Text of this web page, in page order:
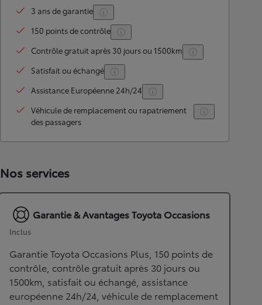
3 ans de garantie
150 points de contrôle
Contrôle gratuit après 30 jours ou 1500km
Satisfait ou échangé
Assistance Européenne 24h/24
Véhicule de remplacement ou rapatriement
des passagers
Nos services
Garantie & Avantages Toyota Occasions
Inclus
Garantie Toyota Occasions Plus, 150 points de
contrôle, contrôle gratuit après 30 jours ou
1500km, satisfait ou échangé, assistance
européenne 24h/24, véhicule de remplacement